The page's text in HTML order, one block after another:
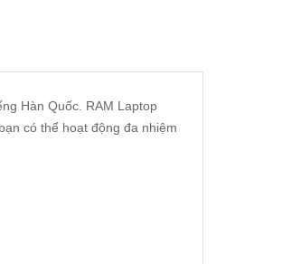
Hàn Quốc. RAM Laptop
có thể hoạt động đa nhiệm